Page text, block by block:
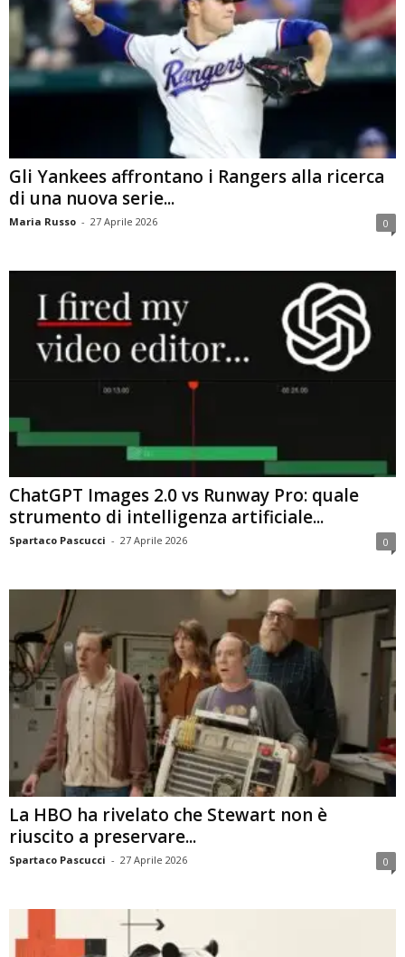
Gli Yankees affrontano i Rangers alla ricerca
di una nuova serie...
Maria Russo - 27 Aprile 2026 0
ChatGPT Images 2.0 vs Runway Pro: quale
strumento di intelligenza artificiale...
Spartaco Pascucci - 27 Aprile 2026 0
La HBO ha rivelato che Stewart non è
riuscito a preservare...
Spartaco Pascucci - 27 Aprile 2026 0